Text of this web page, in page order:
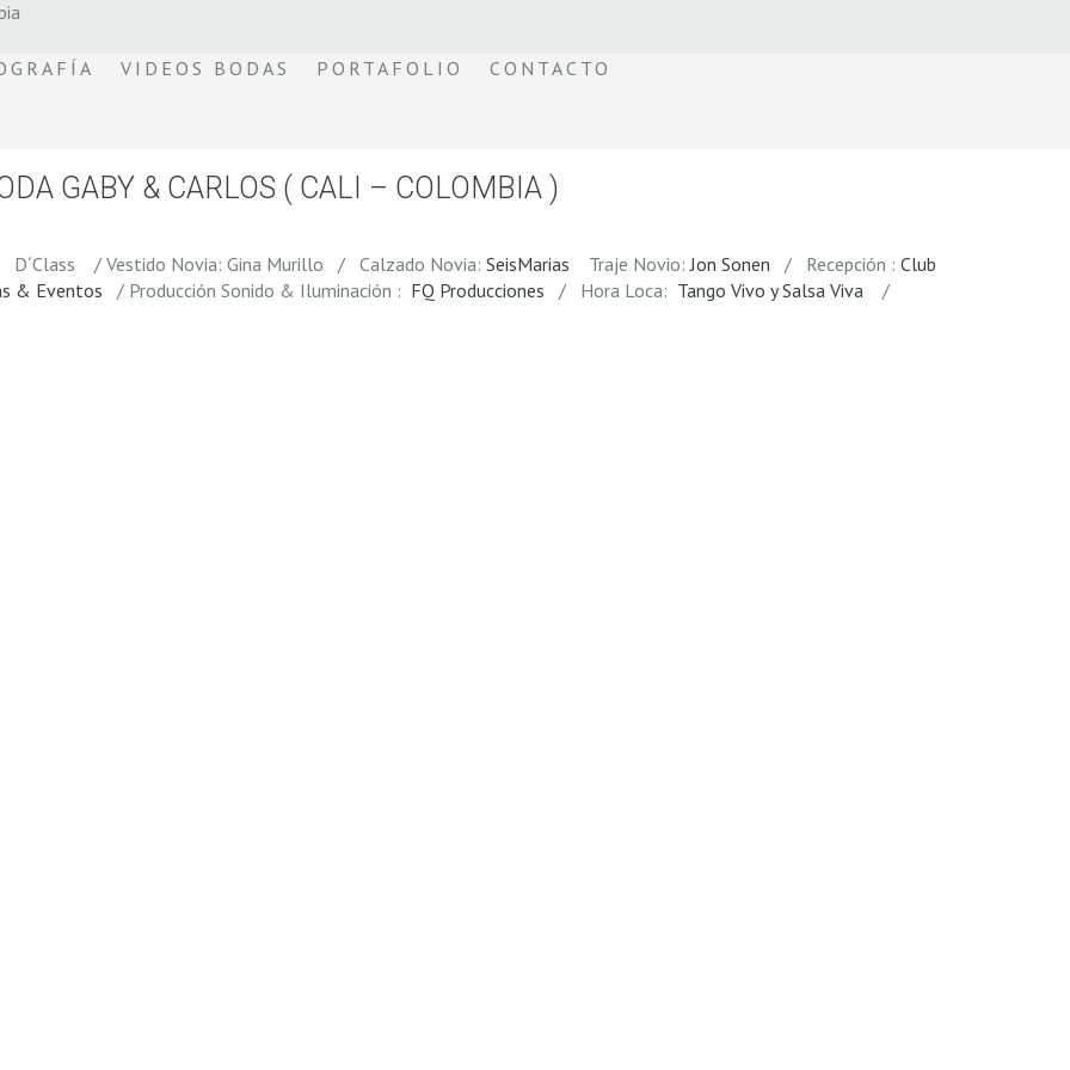
VIDEOS BODAS PORTAFOLIO CONTACTO
GABY & CARLOS ( CALI – COLOMBIA )
/ Vestido Novia: Gina Murillo / Calzado Novia: SeisMarias Traje Novio:Jon Sonen / Recepción : Club
& Eventos / Producción Sonido & Iluminación : FQ Producciones / Hora Loca: Tango Vivo y Salsa Viva
/